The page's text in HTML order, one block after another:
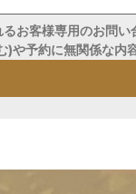
お客様専用のお問い
)や予約に無関係な内